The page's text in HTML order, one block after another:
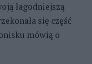
łagodniejszą
się część
mówią o